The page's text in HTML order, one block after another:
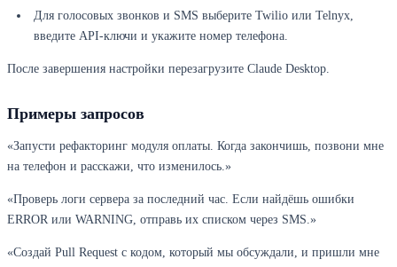
Для голосовых звонков и SMS выберите Twilio или Telnyx,
введите API-ключи и укажите номер телефона.
После завершения настройки перезагрузите Claude Desktop.
Примеры запросов
«Запусти рефакторинг модуля оплаты. Когда закончишь, позвони мне
на телефон и расскажи, что изменилось.»
«Проверь логи сервера за последний час. Если найдёшь ошибки
ERROR или WARNING, отправь их списком через SMS.»
«Создай Pull Request с кодом, который мы обсуждали, и пришли мне